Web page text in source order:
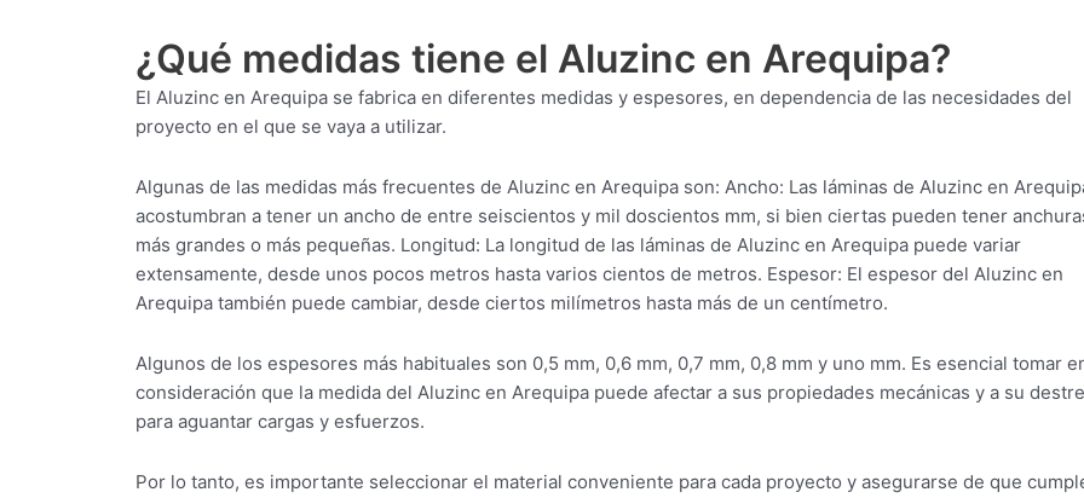
¿Qué medidas tiene el Aluzinc en Arequipa?
El Aluzinc en Arequipa se fabrica en diferentes medidas y espesores, en dependencia de las necesidades del
proyecto en el que se vaya a utilizar.
Algunas de las medidas más frecuentes de Aluzinc en Arequipa son: Ancho: Las láminas de Aluzinc en
acostumbran a tener un ancho de entre seiscientos y mil doscientos mm, si bien ciertas pueden tener
más grandes o más pequeñas. Longitud: La longitud de las láminas de Aluzinc en Arequipa puede variar
extensamente, desde unos pocos metros hasta varios cientos de metros. Espesor: El espesor del Aluzinc en
Arequipa también puede cambiar, desde ciertos milímetros hasta más de un centímetro.
Algunos de los espesores más habituales son 0,5 mm, 0,6 mm, 0,7 mm, 0,8 mm y uno mm. Es esencial tomar
consideración que la medida del Aluzinc en Arequipa puede afectar a sus propiedades mecánicas y a su
para aguantar cargas y esfuerzos.
Por lo tanto, es importante seleccionar el material conveniente para cada proyecto y asegurarse de que